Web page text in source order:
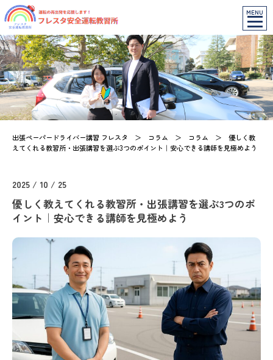
MENU
出張ペーパードライバー講習 フレスタ ＞ コラム ＞ コラム ＞ 優しく教
えてくれる教習所・出張講習を選ぶ3つのポイント｜安心できる講師を見極めよう
2025 / 10 / 25
優しく教えてくれる教習所・出張講習を選ぶ3つのポ
イント｜安心できる講師を見極めよう